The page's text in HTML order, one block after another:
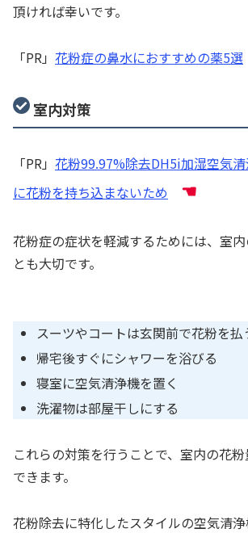
頂ければ幸いです。
「PR」 花粉症の鼻水におすすめの薬5選
室内対策
「PR」 花粉99.97%除去DH5i加湿空気
に花粉を持ち込まないため
☚
花粉症の症状を軽減するためには、室
とも大切です。
スーツやコートは玄関前で花粉を払
帰宅後すぐにシャワーを浴びる
寝室に空気清浄機を置く
洗濯物は部屋干しにする
これらの対策を行うことで、室内の花
できます。
花粉除去に特化したスタイルの空気清